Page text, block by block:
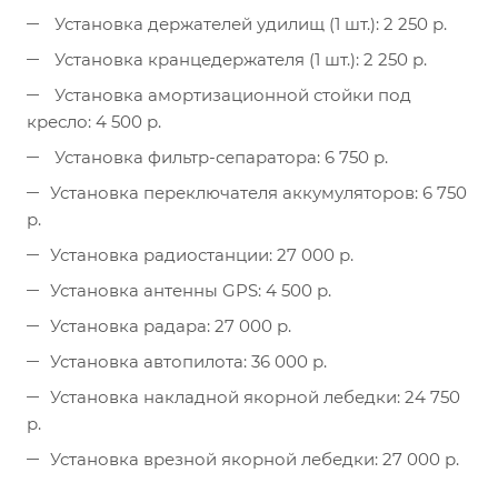
Установка держателей удилищ (1 шт.): 2 250 р.
Установка кранцедержателя (1 шт.): 2 250 р.
Установка амортизационной стойки под
кресло: 4 500 р.
Установка фильтр-сепаратора: 6 750 р.
Установка переключателя аккумуляторов: 6 750
р.
Установка радиостанции: 27 000 р.
Установка антенны GPS: 4 500 р.
Установка радара: 27 000 р.
Установка автопилота: 36 000 р.
Установка накладной якорной лебедки: 24 750
р.
Установка врезной якорной лебедки: 27 000 р.